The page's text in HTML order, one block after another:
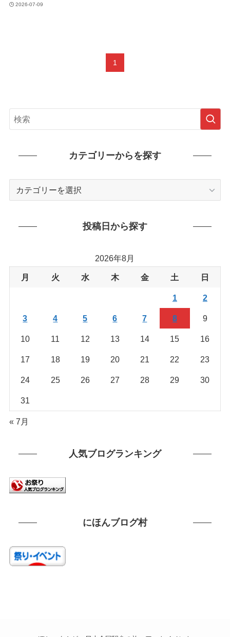
2026-07-09
1
カテゴリーからを探す
投稿日から探す
2026年8月
月 火 水 木 金 土 日
1 2
3 4 5 6 7 8 9
10 11 12 13 14 15 16
17 18 19 20 21 22 23
24 25 26 27 28 29 30
31
« 7月
人気ブログランキング
にほんブログ村